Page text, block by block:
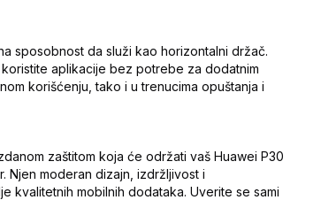
sposobnost da služi kao horizontalni držač.
aplikacije bez potrebe za dodatnim
korišćenju, tako i u trenucima opuštanja i
zaštitom koja će održati vaš Huawei P30
Njen moderan dizajn, izdržljivost i
kvalitetnih mobilnih dodataka. Uverite se sami